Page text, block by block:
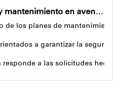
Jornada de poda y mantenimiento en avenida principal de Lomas del Ávila
de los planes de mantenimiento
a garantizar la seguridad
responde a las solicitudes hechas
a los conductores y